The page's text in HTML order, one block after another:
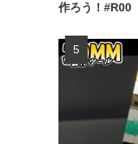
作ろう！#R00